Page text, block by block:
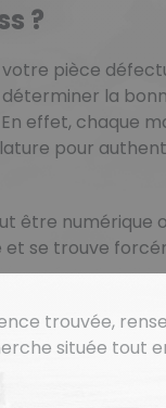
?
pièce
la
effet, chaque
pour
être numérique
et se trouve
trouvée,
située tout